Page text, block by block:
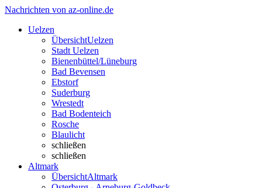
Nachrichten von az-online.de
Uelzen
ÜbersichtUelzen
Stadt Uelzen
Bienenbüttel/Lüneburg
Bad Bevensen
Ebstorf
Suderburg
Wrestedt
Bad Bodenteich
Rosche
Blaulicht
schließen
schließen
Altmark
ÜbersichtAltmark